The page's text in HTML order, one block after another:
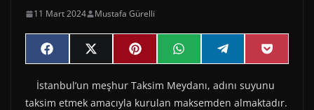
11 Mart 2024 Mustafa Gürelli
Share
on
F
a
e
b
Share
on
X
(
w
i
Share
on
P
i
t
e
Share
on
W
h
t
s
Share
on
e
e
g
Share
on
P
o
k
e
İstanbul’un meşhur Taksim Meydanı, adını suyunu
taksim etmek amacıyla kurulan maksemden almaktadır.